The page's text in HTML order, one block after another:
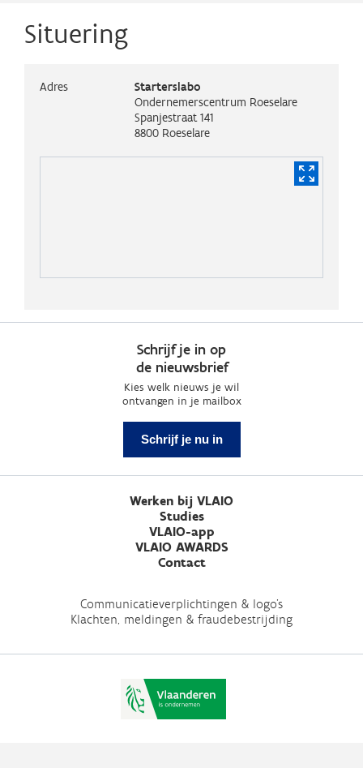
Situering
Adres
Starterslabo
Ondernemerscentrum Roeselare
Spanjestraat 141
8800 Roeselare
Schrijf je in op
de nieuwsbrief
Kies welk nieuws je wil
ontvangen in je mailbox
Schrijf je nu in
Werken bij VLAIO
Studies
VLAIO-app
VLAIO AWARDS
Contact
Communicatieverplichtingen & logo's
Klachten, meldingen & fraudebestrijding